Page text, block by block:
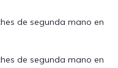
de segunda mano en
de segunda mano en